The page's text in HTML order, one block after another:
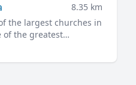
8.35 km
the largest churches in
of the greatest